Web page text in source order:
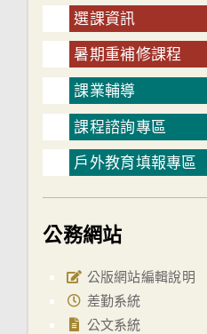
選課資訊
暑期重補修課程
課業輔導
課程諮詢專區
戶外教育填報專區
公務網站
公版網站編輯說明
差勤系統
公文系統